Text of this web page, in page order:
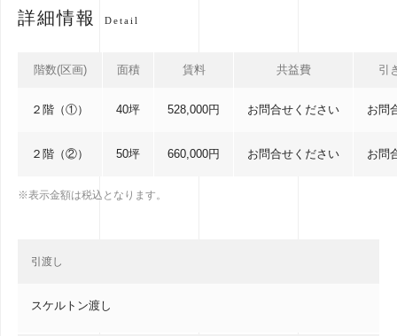
詳細情報 Detail
階数(区画) 面積 賃料 共益費 引
２階（①） 40坪 528,000円 お問合せください お問
２階（②） 50坪 660,000円 お問合せください お問
※表示金額は税込となります。
引渡し
スケルトン渡し